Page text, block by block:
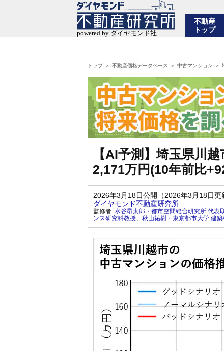
不動産
トップ
トップ 不動産価格データベース 中古マンション
【AI予測】埼玉県川
2,171万円(10年前比
2026年3月18日公開（2026年3月18日更
ダイヤモンド不動産研究所
監修者: 水谷昂太郎・都市空間総合研究所 代表
ンス研究科教授、 秋山祐樹・東京都市大学 建